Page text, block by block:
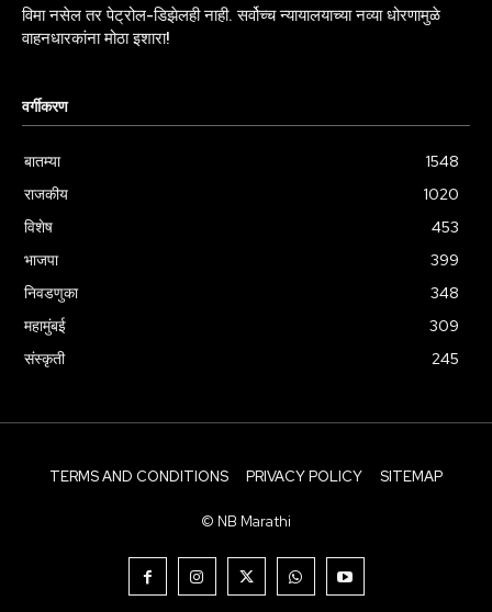
विमा नसेल तर पेट्रोल-डिझेलही नाही. सर्वोच्च न्यायालयाच्या नव्या धोरणामुळे
वाहनधारकांना मोठा इशारा!
वर्गीकरण
बातम्या
1548
राजकीय
1020
विशेष
453
भाजपा
399
निवडणुका
348
महामुंबई
309
संस्कृती
245
TERMS AND CONDITIONS PRIVACY POLICY SITEMAP
© NB Marathi